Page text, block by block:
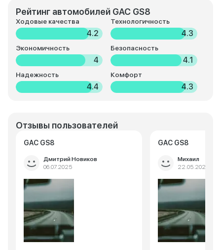
Рейтинг автомобилей GAC GS8
Ходовые качества
4.2
Технологичность
4.3
Экономичность
4
Безопасность
4.1
Надежность
4.4
Комфорт
4.3
Отзывы пользователей
GAC GS8
Дмитрий Новиков
06.07.2025
GAC GS8
Михаил
22.05.2025